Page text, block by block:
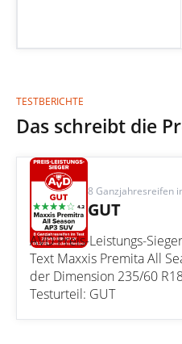
TESTBERICHTE
Das schreibt die
8 Ganzjahresreifen
GUT
AVD Preis-Leistungs-
Text Maxxis Premita All
der Dimension 235/60
Testurteil: GUT